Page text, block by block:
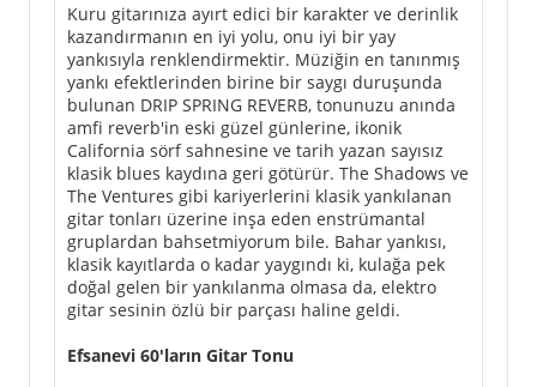
Kuru gitarınıza ayırt edici bir karakter ve derinlik
kazandırmanın en iyi yolu, onu iyi bir yay
yankısıyla renklendirmektir. Müziğin en tanınmış
yankı efektlerinden birine bir saygı duruşunda
bulunan DRIP SPRING REVERB, tonunuzu anında
amfi reverb'in eski güzel günlerine, ikonik
California sörf sahnesine ve tarih yazan sayısız
klasik blues kaydına geri götürür. The Shadows ve
The Ventures gibi kariyerlerini klasik yankılanan
gitar tonları üzerine inşa eden enstrümantal
gruplardan bahsetmiyorum bile. Bahar yankısı,
klasik kayıtlarda o kadar yaygındı ki, kulağa pek
doğal gelen bir yankılanma olmasa da, elektro
gitar sesinin özlü bir parçası haline geldi.
Efsanevi 60'ların Gitar Tonu